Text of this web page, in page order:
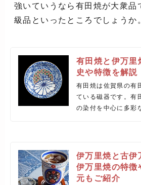
強いていうなら有田焼が大衆品
級品といったところでしょうか。
有田焼と伊万里
史や特徴を解説
有田焼は佐賀県の有
ている磁器です。有
の染付を中心に多彩
伊万里焼と古伊
伊万里焼の特徴
元もご紹介